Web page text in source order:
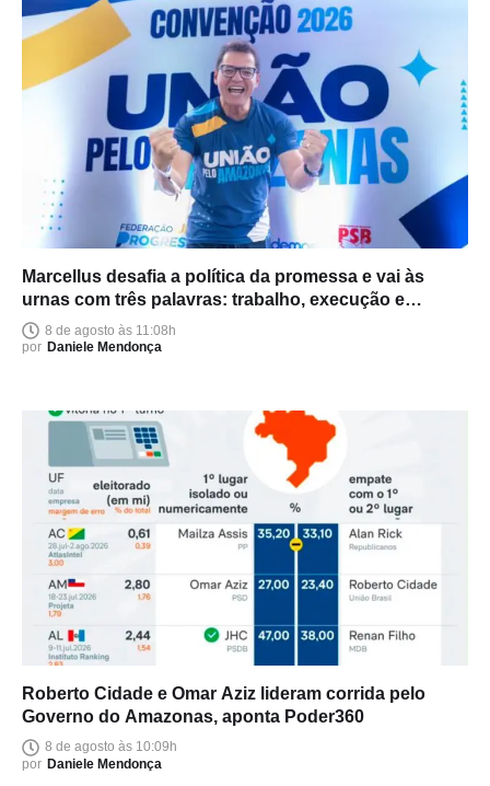
Marcellus desafia a política da promessa e vai às
urnas com três palavras: trabalho, execução e
entrega
8 de agosto às 11:08h
por Daniele Mendonça
Roberto Cidade e Omar Aziz lideram corrida pelo
Governo do Amazonas, aponta Poder360
8 de agosto às 10:09h
por Daniele Mendonça